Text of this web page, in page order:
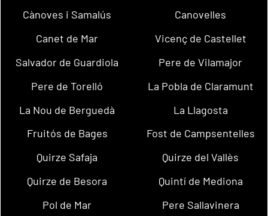
Cànoves i Samalús
Canovelles
Canet de Mar
Vicenç de Castellet
Salvador de Guardiola
Pere de Vilamajor
Pere de Torelló
La Pobla de Claramunt
La Nou de Berguedà
La Llagosta
Fruitós de Bages
Fost de Campsentelles
Quirze Safaja
Quirze del Vallès
Quirze de Besora
Quintí de Mediona
Pol de Mar
Pere Sallavinera